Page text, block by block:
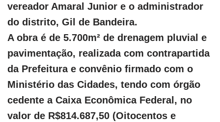
vereador Amaral Junior e o administrador
do distrito, Gil de Bandeira.
A obra é de 5.700m² de drenagem pluvial e
pavimentação, realizada com contrapartida
da Prefeitura e convênio firmado com o
Ministério das Cidades, tendo com órgão
cedente a Caixa Econômica Federal, no
valor de R$814.687,50 (Oitocentos e